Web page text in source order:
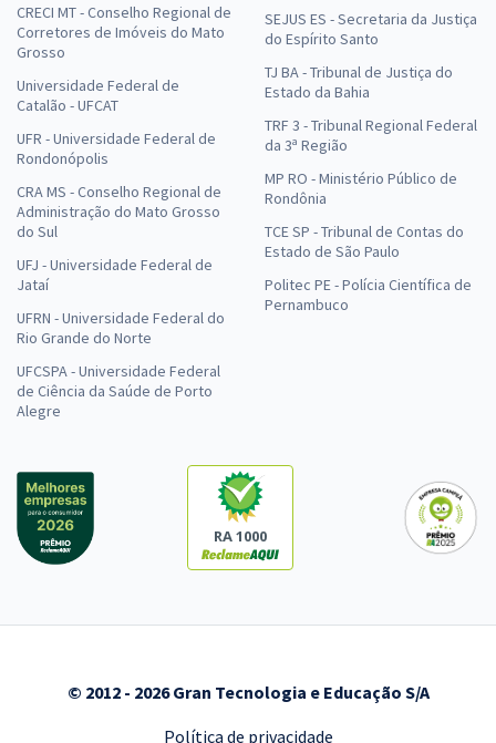
Treinamento Intensivo para IBGE (Temporário) - Agente Censitário de
Informática (ACI) (Pós-Edital)
à vista
Economize R$ 39,98 (-20%)
Comprar
IBGE - Instituto Brasileiro de Geografia e Estatística (Temporário) -
Analista Censitário (AC) - Economia (Pós-edital)
ou 12x de
Economize R$ 29,70 (-20%)
IBGE - Instituto Brasileiro de Geografia e Estatística (Temporário) -
Analista Censitário (AC) - Geografia (Pós-edital)
CRECI MT - Conselho Regional de
Corretores de Imóveis do Mato
Grosso
Universidade Federal de
Catalão - UFCAT
UFR - Universidade Federal de
Rondonópolis
CRA MS - Conselho Regional de
Administração do Mato Grosso
do Sul
UFJ - Universidade Federal de
Jataí
UFRN - Universidade Federal do
Rio Grande do Norte
UFCSPA - Universidade Federal
de Ciência da Saúde de Porto
Alegre
SEJUS ES - Secretaria da Justiça
do Espírito Santo
TJ BA - Tribunal de Justiça do
Estado da Bahia
TRF 3 - Tribunal Regional Federal
da 3ª Região
MP RO - Ministério Público de
Rondônia
TCE SP - Tribunal de Contas do
Estado de São Paulo
Politec PE - Polícia Científica de
Pernambuco
RA 1000
© 2012 - 2026 Gran Tecnologia e Educação S/A
Política de privacidade